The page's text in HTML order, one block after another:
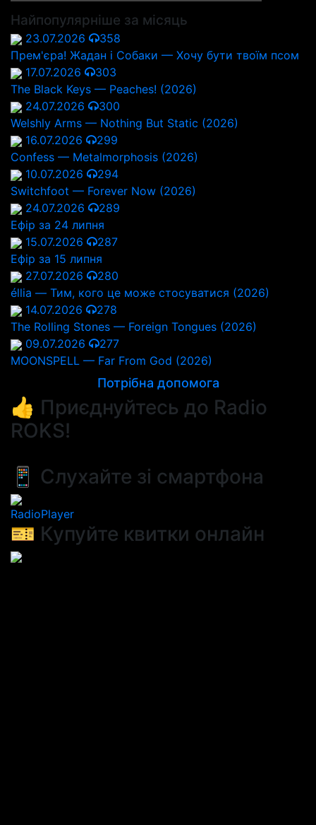
Найпопулярніше за місяць
23.07.2026
358
Прем'єра! Жадан і Собаки — Хочу бути твоїм псом
17.07.2026
303
The Black Keys — Peaches! (2026)
24.07.2026
300
Welshly Arms — Nothing But Static (2026)
16.07.2026
299
Confess — Metalmorphosis (2026)
10.07.2026
294
Switchfoot — Forever Now (2026)
24.07.2026
289
Ефір за 24 липня
15.07.2026
287
Ефір за 15 липня
27.07.2026
280
éllia — Тим, кого це може стосуватися (2026)
14.07.2026
278
The Rolling Stones — Foreign Tongues (2026)
09.07.2026
277
MOONSPELL — Far From God (2026)
Потрібна допомога
👍 Приєднуйтесь до Radio
ROKS!
📱 Слухайте зі смартфона
RadioPlayer
🎫 Купуйте квитки онлайн